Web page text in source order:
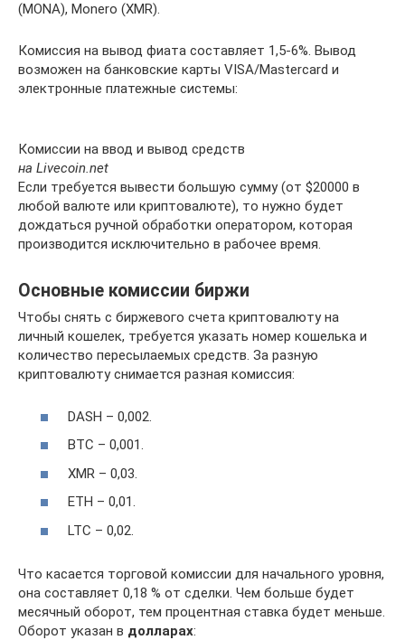
(MONA), Monero (XMR).
Комиссия на вывод фиата составляет 1,5-6%. Вывод
возможен на банковские карты VISA/Mastercard и
электронные платежные системы:
Комиссии на ввод и вывод средств
на Livecoin.net
Если требуется вывести большую сумму (от $20000 в
любой валюте или криптовалюте), то нужно будет
дождаться ручной обработки оператором, которая
производится исключительно в рабочее время.
Основные комиссии биржи
Чтобы снять с биржевого счета криптовалюту на
личный кошелек, требуется указать номер кошелька и
количество пересылаемых средств. За разную
криптовалюту снимается разная комиссия:
DASH – 0,002.
BTC – 0,001.
XMR – 0,03.
ETH – 0,01.
LTC – 0,02.
Что касается торговой комиссии для начального уровня,
она составляет 0,18 % от сделки. Чем больше будет
месячный оборот, тем процентная ставка будет меньше.
Оборот указан в долларах: